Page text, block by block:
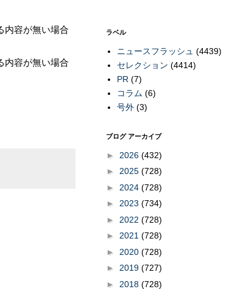
内容が無い場合
内容が無い場合
ラベル
ニュースフラッシュ (4439)
セレクション (4414)
PR (7)
コラム (6)
号外 (3)
ブログ アーカイブ
► 2026 (432)
► 2025 (728)
► 2024 (728)
► 2023 (734)
► 2022 (728)
► 2021 (728)
► 2020 (728)
► 2019 (727)
► 2018 (728)